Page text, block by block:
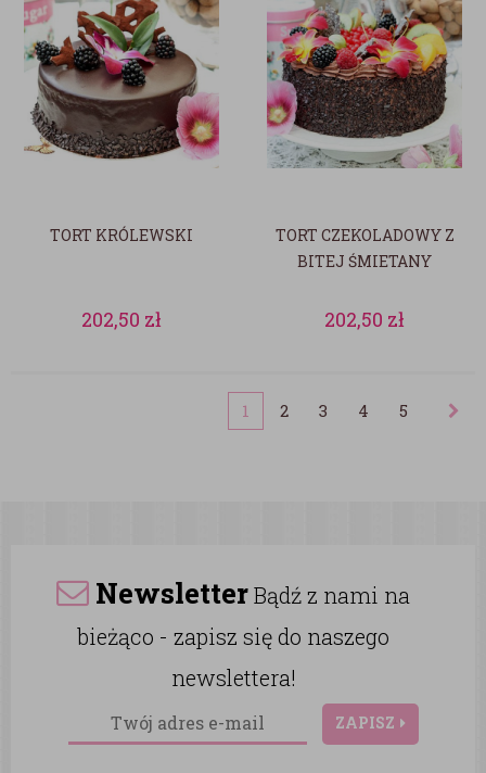
TORT KRÓLEWSKI
202,50 zł
TORT CZEKOLADOWY Z
BITEJ ŚMIETANY
202,50 zł
1 2 3 4 5
NewsletterBądź z nami na
bieżąco - zapisz się do naszego
newslettera!
ZAPISZ